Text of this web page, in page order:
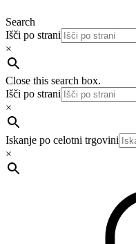
Search
Išči po strani
×
Close this search box.
Išči po strani
×
Iskanje po celotni trgovini
×